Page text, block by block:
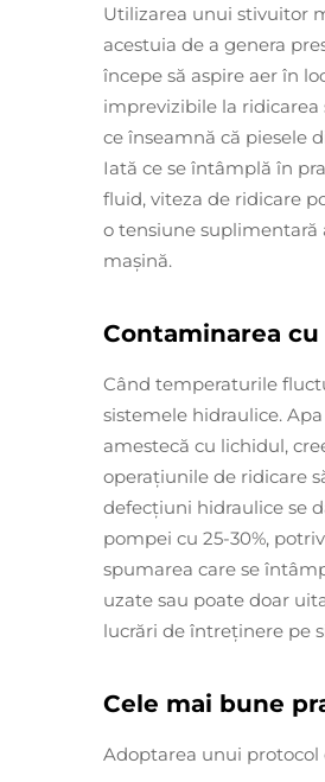
Utilizarea unui stivuitor
acestuia de a genera
începe să aspire aer în
imprevizibile la ridicarea
ce înseamnă că piesele
Iată ce se întâmplă în
fluid, viteza de ridicare
o tensiune
mașină.
Contaminarea
Când temperaturile
sistemele hidraulice.
amestecă cu lichidul,
operaţiunile de ridicare
defecţiuni hidraulice se
pompei cu 25-30%,
spumarea care se
uzate sau poate doar
lucrări de întreținere pe
Cele mai bune
Adoptarea unui